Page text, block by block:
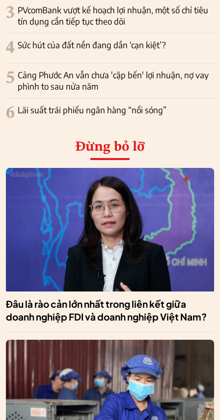
3 PVcomBank vượt kế hoạch lợi nhuận, một số chỉ tiêu
tín dụng cần tiếp tục theo dõi
4 Sức hút của đất nền đang dần ‘cạn kiệt’?
5 Cảng Phước An vẫn chưa 'cập bến' lợi nhuận, nợ vay
phình to sau nửa năm
6 Lãi suất trái phiếu ngân hàng “nổi sóng”
Đừng bỏ lỡ
Đâu là rào cản lớn nhất trong liên kết giữa
doanh nghiệp FDI và doanh nghiệp Việt Nam?